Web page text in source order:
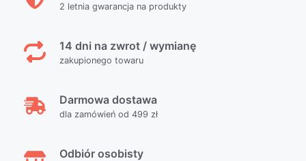
2 letnia gwarancja na produkty
14 dni na zwrot / wymianę
zakupionego towaru
Darmowa dostawa
dla zamówień od 499 zł
Odbiór osobisty